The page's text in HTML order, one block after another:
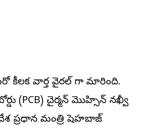
కీలక వార్త వైరల్ గా మారింది.
(PCB) చైర్మన్ మొహ్సిన్ నఖ్వీ
ప్రధాన మంత్రి షెహబాజ్